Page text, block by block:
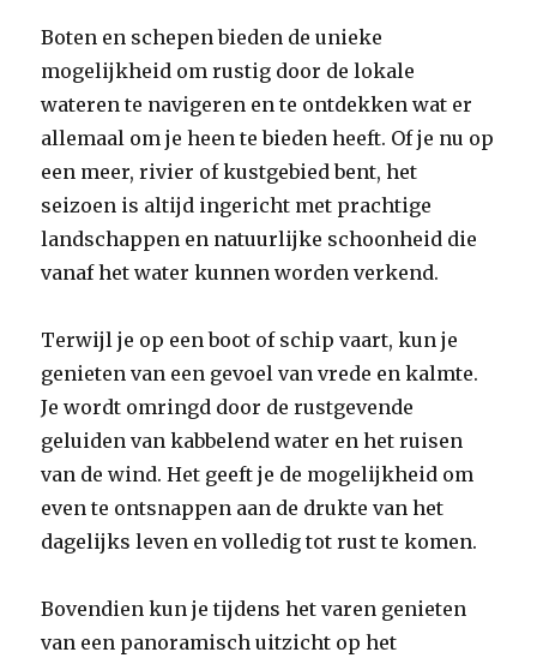
Boten en schepen bieden de unieke
mogelijkheid om rustig door de lokale
wateren te navigeren en te ontdekken wat er
allemaal om je heen te bieden heeft. Of je nu op
een meer, rivier of kustgebied bent, het
seizoen is altijd ingericht met prachtige
landschappen en natuurlijke schoonheid die
vanaf het water kunnen worden verkend.
Terwijl je op een boot of schip vaart, kun je
genieten van een gevoel van vrede en kalmte.
Je wordt omringd door de rustgevende
geluiden van kabbelend water en het ruisen
van de wind. Het geeft je de mogelijkheid om
even te ontsnappen aan de drukte van het
dagelijks leven en volledig tot rust te komen.
Bovendien kun je tijdens het varen genieten
van een panoramisch uitzicht op het